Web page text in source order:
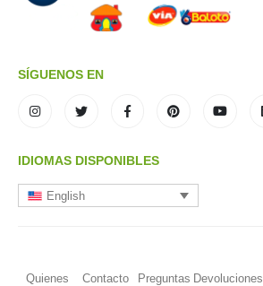
SÍGUENOS EN
IDIOMAS DISPONIBLES
English
Quienes
Contacto
Preguntas Devoluciones